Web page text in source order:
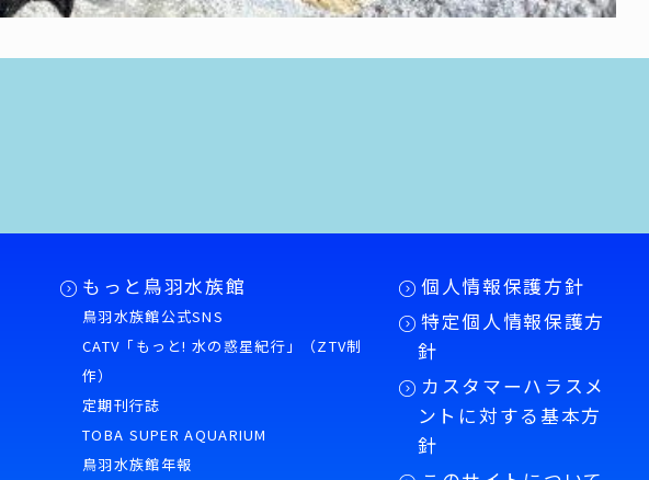
もっと鳥羽水族館
鳥羽水族館公式SNS
CATV「もっと! 水の惑星紀行」（ZTV制
作）
定期刊行誌
TOBA SUPER AQUARIUM
鳥羽水族館年報
個人情報保護方針
特定個人情報保護方
針
カスタマーハラスメ
ントに対する基本方
針